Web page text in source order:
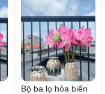
Bộ ba lọ hỏa biến